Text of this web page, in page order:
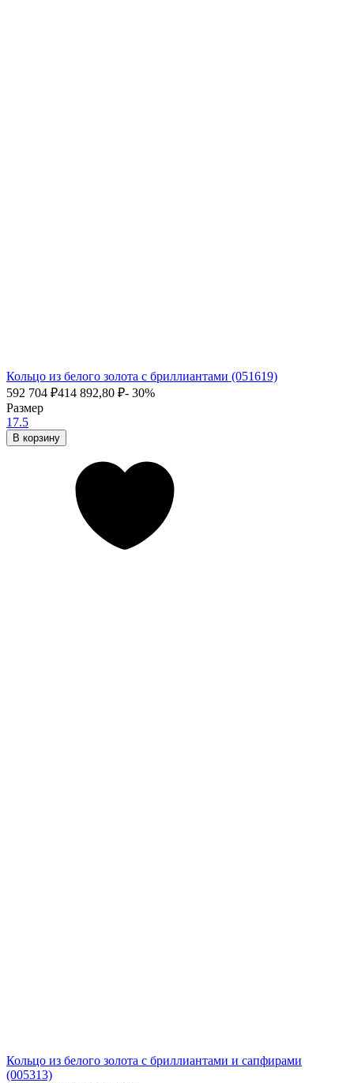
Кольцо из белого золота с бриллиантами (051619)
592 704 ₽414 892,80 ₽- 30%
Размер
17.5
В корзину
Кольцо из белого золота с бриллиантами и сапфирами
(005313)